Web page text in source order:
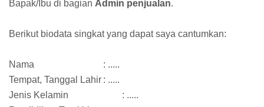
Bapak/Ibu di bagian Admin penjualan.
Berikut biodata singkat yang dapat saya cantumkan:
Nama
: .....
Tempat, Tanggal Lahir : .....
Jenis Kelamin
: .....